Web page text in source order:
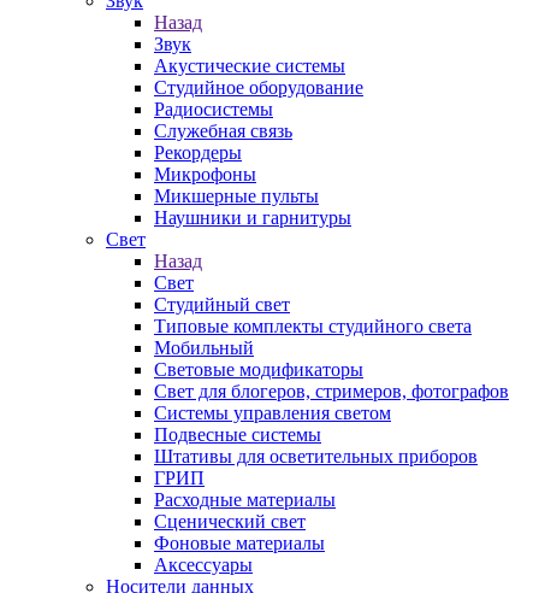
Назад
Звук
Акустические системы
Студийное оборудование
Радиосистемы
Служебная связь
Рекордеры
Микрофоны
Микшерные пульты
Наушники и гарнитуры
Свет
Назад
Свет
Студийный свет
Типовые комплекты студийного света
Мобильный
Световые модификаторы
Свет для блогеров, стримеров, фотографов
Системы управления светом
Подвесные системы
Штативы для осветительных приборов
ГРИП
Расходные материалы
Сценический свет
Фоновые материалы
Аксессуары
Носители данных